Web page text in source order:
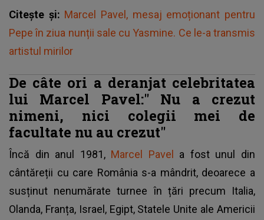
Citește și: Marcel Pavel, mesaj emoționant pentru
Pepe în ziua nunții sale cu Yasmine. Ce le-a transmis
artistul mirilor
De câte ori a deranjat celebritatea
lui Marcel Pavel:" Nu a crezut
nimeni, nici colegii mei de
facultate nu au crezut"
Încă din anul 1981, Marcel Pavel a fost unul din
cântăreții cu care România s-a mândrit, deoarece a
susținut nenumărate turnee în țări precum Italia,
Olanda, Franța, Israel, Egipt, Statele Unite ale Americii